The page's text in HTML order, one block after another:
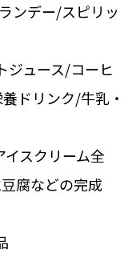
ンデー/スピリッ
ュース/コーヒ
ドリンク/牛乳・
スクリーム全
腐などの完成